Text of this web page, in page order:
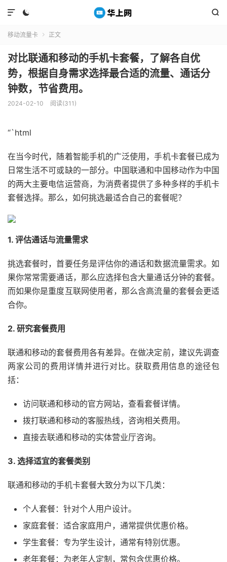
 

移动流量卡  正文
对比联通和移动的手机卡套餐，了解各自优
势，根据自身需求选择最合适的流量、通话分
钟数，节省费用。
2024-02-10 阅读(311)
“`html
在当今时代，随着智能手机的广泛使用，手机卡套餐已成为
日常生活不可或缺的一部分。中国联通和中国移动作为中国
的两大主要电信运营商，为消费者提供了多种多样的手机卡
套餐选择。那么，如何挑选最适合自己的套餐呢？
1. 评估通话与流量需求
挑选套餐时，首要任务是评估你的通话和数据流量需求。如
果你常常需要通话，那么应选择包含大量通话分钟的套餐。
而如果你是重度互联网使用者，那么含高流量的套餐会更适
合你。
2. 研究套餐费用
联通和移动的套餐费用各有差异。在做决定前，建议先调查
两家公司的费用详情并进行对比。获取费用信息的途径包
括：
访问联通和移动的官方网站，查看套餐详情。
拨打联通和移动的客服热线，咨询相关费用。
直接去联通和移动的实体营业厅咨询。
3. 选择适宜的套餐类别
联通和移动的手机卡套餐大致分为以下几类：
个人套餐：针对个人用户设计。
家庭套餐：适合家庭用户，通常提供优惠价格。
学生套餐：专为学生设计，通常有特别优惠。
老年套餐：为老年人定制，常包含优惠价格。